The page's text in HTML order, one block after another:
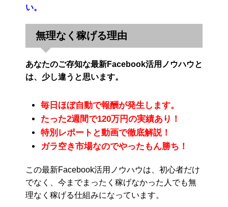
い。
無理なく稼げる理由
あなたのご存知な最新Facebook活用ノウハウと
は、少し違うと思います。
毎日ほぼ自動で報酬が発生します。
たった2週間で120万円の実績あり！
特別レポートと動画で徹底解説！
ガラ空き市場なのでやったもん勝ち！
この最新Facebook活用ノウハウは、初心者だけ
でなく、今までまったく稼げなかった人でも無
理なく稼げる仕組みになっています。